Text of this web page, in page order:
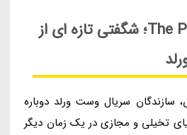
سریال The Peripheral؛ شگفتی تازه ای از
سازندگان سریال وست ورلد دوباره
تخیلی و مجازی در یک زمان دیگر